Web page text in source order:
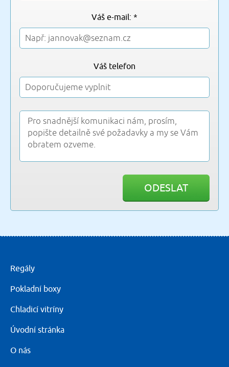
Váš e-mail: *
Váš telefon
ODESLAT
Regály
Pokladní boxy
Chladicí vitríny
Úvodní stránka
O nás